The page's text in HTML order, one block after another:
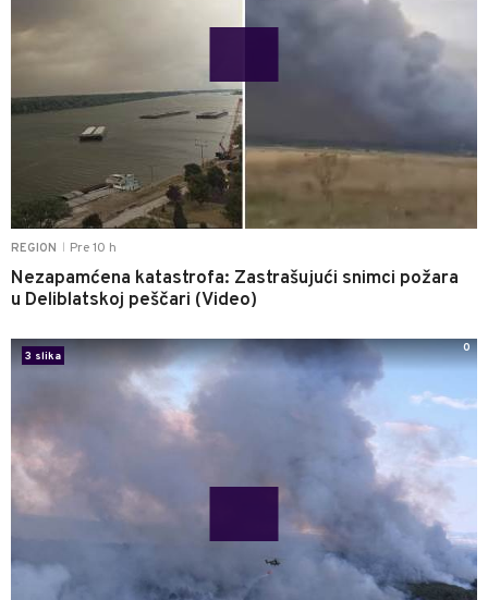
REGION Pre 10 h
Nezapamćena katastrofa: Zastrašujući snimci požara
u Deliblatskoj peščari (Video)
3 slika
0